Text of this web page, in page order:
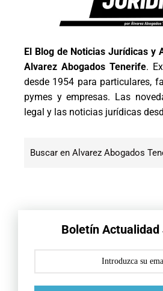
El Blog de Noticias Jurídicas y
Alvarez Abogados Tenerife.
desde 1954 para particulares,
pymes y empresas. Las
legal y las noticias jurídicas
Boletín Actualidad